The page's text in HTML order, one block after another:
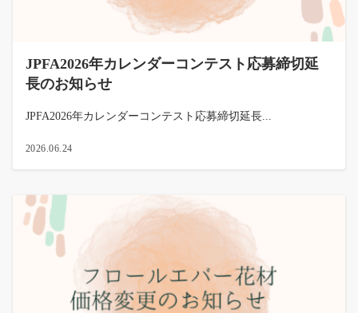
JPFA2026年カレンダーコンテスト応募締切延
長のお知らせ
JPFA2026年カレンダーコンテスト応募締切延長...
2026.06.24